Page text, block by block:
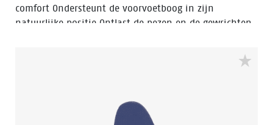
comfort Ondersteunt de voorvoetboog in zijn
natuurlijke positie Ontlast de pezen en de gewrichten